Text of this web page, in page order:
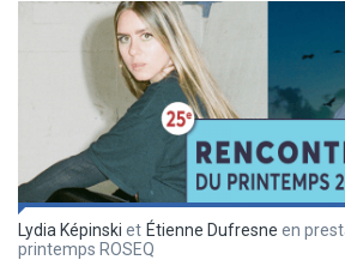
Lydia Képinski et Étienne Dufresne en
printemps ROSEQ